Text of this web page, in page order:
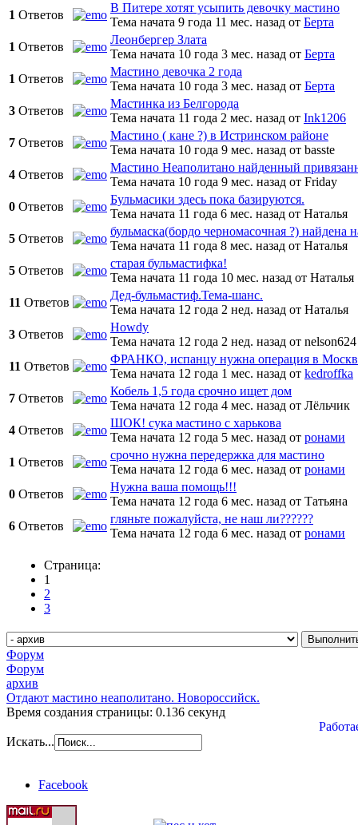
1 Ответов
В Питере хотят усыпить девочку мастино
Тема начата 9 года 11 мес. назад от Берта
1 Ответов
Леонбергер Злата
Тема начата 10 года 3 мес. назад от Берта
1 Ответов
Мастино девочка 2 года
Тема начата 10 года 3 мес. назад от Берта
3 Ответов
Мастинка из Белгорода
Тема начата 11 года 2 мес. назад от Ink1206
7 Ответов
Мастино ( кане ?) в Истринском районе
Тема начата 10 года 9 мес. назад от basste
4 Ответов
Мастино Неаполитано найденный
Тема начата 10 года 9 мес. назад от Friday
0 Ответов
Бульмасики здесь пока базируются.
Тема начата 11 года 6 мес. назад от Наталья
5 Ответов
бульмаска(бордо черномасочная ?) найдена
Тема начата 11 года 8 мес. назад от Наталья
5 Ответов
старая бульмастифка!
Тема начата 11 года 10 мес. назад от Наталья
11 Ответов
Дед-бульмастиф.Тема-шанс.
Тема начата 12 года 2 нед. назад от Наталья
3 Ответов
Howdy
Тема начата 12 года 2 нед. назад от nelson624
11 Ответов
ФРАНКО, испанцу нужна операция в
Тема начата 12 года 1 мес. назад от kedroffka
7 Ответов
Кобель 1,5 года срочно ищет дом
Тема начата 12 года 4 мес. назад от Лёльчик
4 Ответов
ШОК! сука мастино с харькова
Тема начата 12 года 5 мес. назад от ронами
1 Ответов
срочно нужна передержка для мастино
Тема начата 12 года 6 мес. назад от ронами
0 Ответов
Нужна ваша помощь!!!
Тема начата 12 года 6 мес. назад от Татьяна
6 Ответов
гляньте пожалуйста, не наш ли??????
Тема начата 12 года 6 мес. назад от ронами
Страница:
1
2
3
Форум
Форум
архив
Отдают мастино неаполитано. Новороссийск.
Время создания страницы: 0.136 секунд
Искать...
Facebook